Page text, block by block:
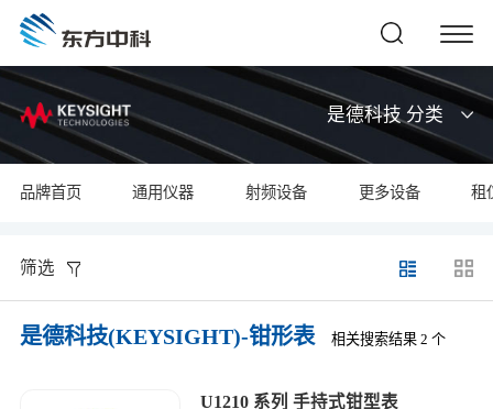
是德科技 分类
品牌首页 通用仪器 射频设备 更多设备 租
筛选
是德科技(KEYSIGHT)-钳形表 相关搜索结果 2 个
U1210 系列 手持式钳型表